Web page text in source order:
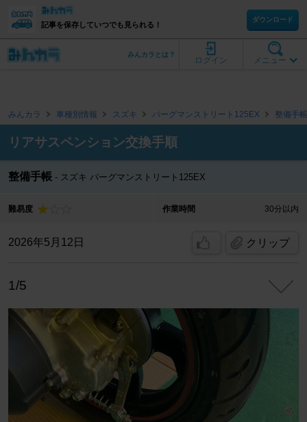
記事を保存していつでも見られる！
ダウンロード
メニュー
ログイン
みんカラとは？
みんカラ 車種別情報 スズキ バーグマンストリート125EX 整備手帳
リアサスペンション交換手順
整備手帳 スズキ バーグマンストリート125EX
難易度 作業時間 30分以内
2026年5月12日 クリップ
1/5